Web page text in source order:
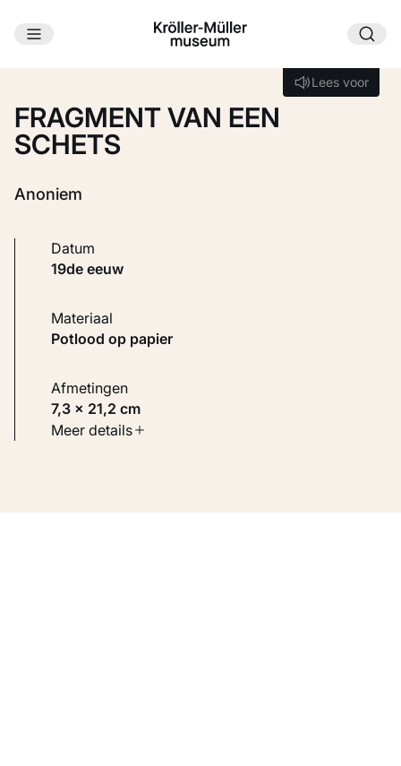
Ga naar hoofdinhoud
Lees voor
Lees voor
FRAGMENT VAN EEN
SCHETS
Anoniem
Datum
19de eeuw
Materiaal
Potlood op papier
Afmetingen
7,3 × 21,2 cm
Soort werk
Meer details